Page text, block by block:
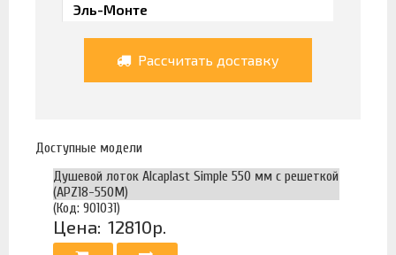
Рассчитать доставку
Доступные модели
Душевой лоток Alcaplast Simple 550 мм с решеткой
(APZ18-550M)
(Код: 901031)
Цена: 12810р.